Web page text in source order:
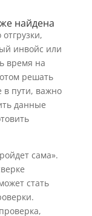
найдена
инвойс или
время на
решать
в пути, важно
данные
сама».
стать